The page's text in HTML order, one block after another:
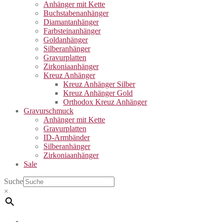
Anhänger mit Kette
Buchstabenanhänger
Diamantanhänger
Farbsteinanhänger
Goldanhänger
Silberanhänger
Gravurplatten
Zirkoniaanhänger
Kreuz Anhänger
Kreuz Anhänger Silber
Kreuz Anhänger Gold
Orthodox Kreuz Anhänger
Gravurschmuck
Anhänger mit Kette
Gravurplatten
ID-Armbänder
Silberanhänger
Zirkoniaanhänger
Sale
Suche
×